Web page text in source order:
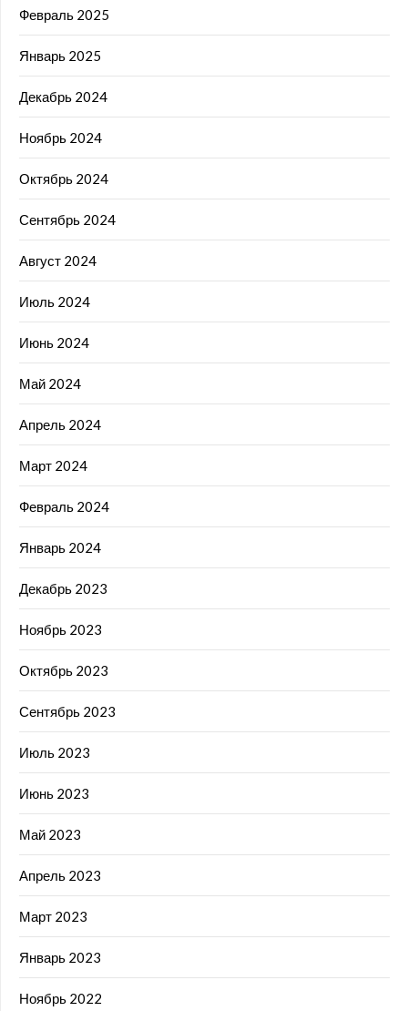
Февраль 2025
Январь 2025
Декабрь 2024
Ноябрь 2024
Октябрь 2024
Сентябрь 2024
Август 2024
Июль 2024
Июнь 2024
Май 2024
Апрель 2024
Март 2024
Февраль 2024
Январь 2024
Декабрь 2023
Ноябрь 2023
Октябрь 2023
Сентябрь 2023
Июль 2023
Июнь 2023
Май 2023
Апрель 2023
Март 2023
Январь 2023
Ноябрь 2022